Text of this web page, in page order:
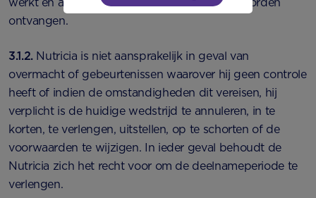
werkt en alle inschrijvingen juist en volledig worden
ontvangen.
3.1.2. Nutricia is niet aansprakelijk in geval van
overmacht of gebeurtenissen waarover hij geen controle
heeft of indien de omstandigheden dit vereisen, hij
verplicht is de huidige wedstrijd te annuleren, in te
korten, te verlengen, uitstellen, op te schorten of de
voorwaarden te wijzigen. In ieder geval behoudt de
Nutricia zich het recht voor om de deelnameperiode te
verlengen.